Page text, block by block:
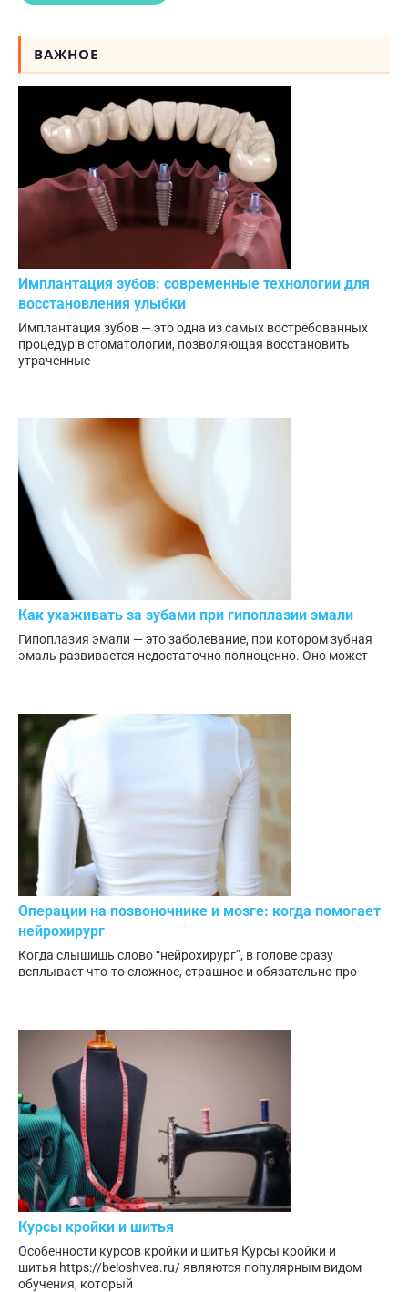
ВАЖНОЕ
Имплантация зубов: современные технологии для
восстановления улыбки
Имплантация зубов — это одна из самых востребованных
процедур в стоматологии, позволяющая восстановить
утраченные
Как ухаживать за зубами при гипоплазии эмали
Гипоплазия эмали — это заболевание, при котором зубная
эмаль развивается недостаточно полноценно. Оно может
Операции на позвоночнике и мозге: когда помогает
нейрохирург
Когда слышишь слово “нейрохирург”, в голове сразу
всплывает что-то сложное, страшное и обязательно про
Курсы кройки и шитья
Особенности курсов кройки и шитья Курсы кройки и
шитья https://beloshvea.ru/ являются популярным видом
обучения, который